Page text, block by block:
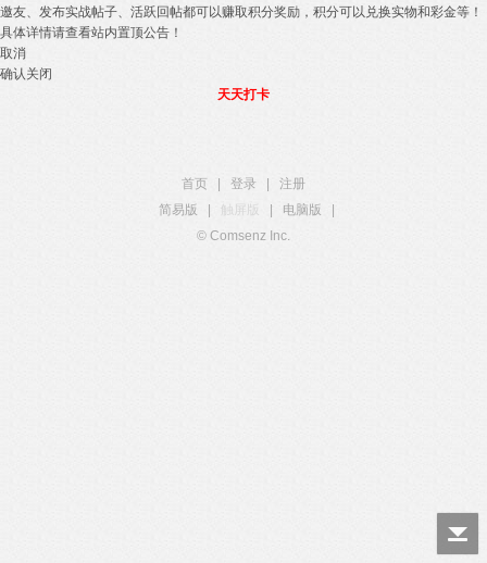
邀友、发布实战帖子、活跃回帖都可以赚取积分奖励，积分可以兑换实物和彩金等！
具体详情请查看站内置顶公告！
取消
确认关闭
天天打卡
首页 登录
注册
简易版
触屏版 电脑版
© Comsenz Inc.